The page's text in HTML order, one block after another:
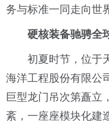
务与标准一同走向世
硬核装备驰骋全
初夏时节，位于
海洋工程股份有限公
巨型龙门吊次第矗立
紊，一座座模块化建